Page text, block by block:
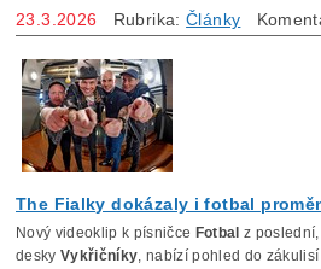
23.3.2026 Rubrika:Články
The Fialky dokázaly i fotbal
Nový videoklip k písničce Fotbal z
deskyVykřičníky, nabízí pohled do